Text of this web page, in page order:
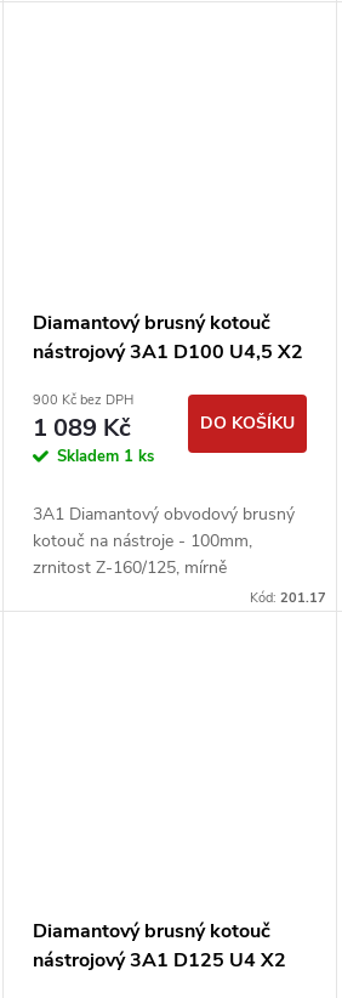
Diamantový brusný kotouč
nástrojový 3A1 D100 U4,5 X2
jakost
900 Kč bez DPH
1 089 Kč
Skladem 1 ks
DO KOŠÍKU
3A1 Diamantový obvodový brusný
kotouč na nástroje - 100mm,
zrnitost Z-160/125, mírně
Kód: 201.17
Diamantový brusný kotouč
nástrojový 3A1 D125 U4 X2